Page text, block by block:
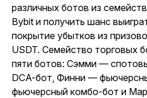
различных ботов из
Bybit и получить шанс
покрытие убытков из
USDT. Семейство торговых
пяти ботов: Сэмми —
DCA-бот, Финни —
фьючерсный комбо-бот и